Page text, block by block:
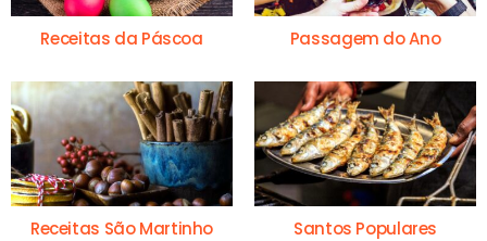
Receitas da Páscoa Passagem do Ano
Receitas São Martinho Santos Populares